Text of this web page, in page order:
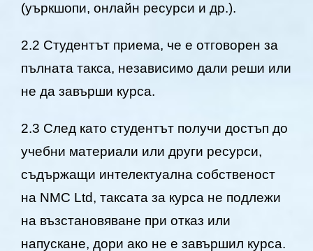
(уъркшопи, онлайн ресурси и др.).
2.2 Студентът приема, че е отговорен за
пълната такса, независимо дали реши или
не да завърши курса.
2.3 След като студентът получи достъп до
учебни материали или други ресурси,
съдържащи интелектуална собственост
на NMC Ltd, таксата за курса не подлежи
на възстановяване при отказ или
напускане, дори ако не е завършил курса.